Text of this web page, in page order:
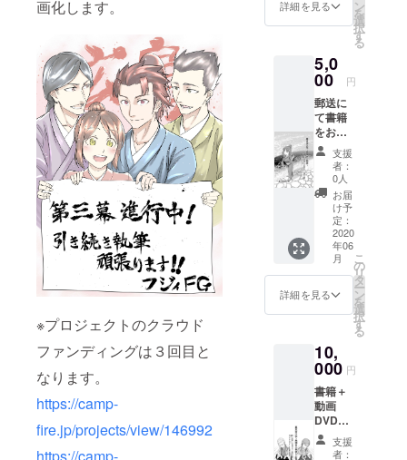
画化します。
※プロジェクトのクラウド
ファンディングは３回目と
なります。
https://camp-
fire.jp/projects/view/146992
生」
生」な
どお書
きくだ
さい
詳細を見る ン
を
選
択
す
る
5,0
00 円
郵送に
て書籍
をお届
けする
支援
者：
0人
お届
け予
定：
2020
年06
月
詳細を見る
こ
の
リ
タ
ー
ン
を
選
択
す
る
10,
000 円
書籍＋
動画
DVDを
お届け
する支援
者：